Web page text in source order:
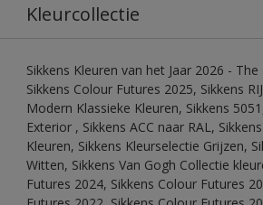
Kleurcollectie
Sikkens Kleuren van het Jaar 2026 -
Sikkens Colour Futures 2025, Sikkens
Modern Klassieke Kleuren, Sikkens
Exterior , Sikkens ACC naar RAL,
Kleuren, Sikkens Kleurselectie Grijzen,
Witten, Sikkens Van Gogh Collectie
Futures 2024, Sikkens Colour Futures